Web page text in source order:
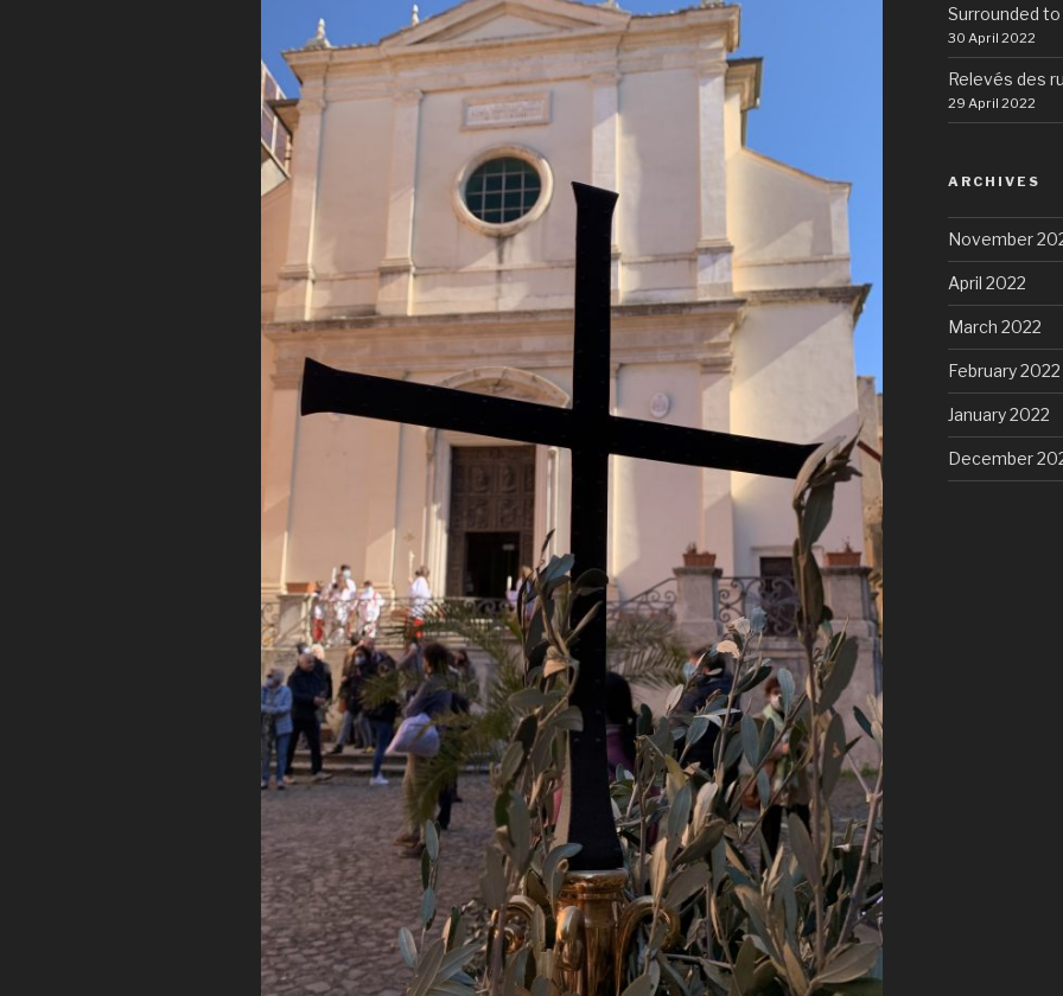
Surrounded
30 April 2022
Relevés des
29 April 2022
ARCHIVES
November
April 2022
March 2022
February 2022
January 2022
December